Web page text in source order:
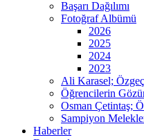
Başarı Dağılımı
Fotoğraf Albümü
2026
2025
2024
2023
Ali Karasel;
Öğrencilerin
Osman Çetintaş;
Sampiyon
Haberler